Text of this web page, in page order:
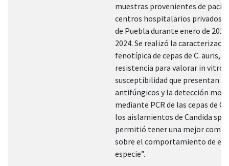
muestras provenientes de
centros hospitalarios privados
de Puebla durante enero de
2024. Se realizó la
fenotípica de cepas de C. auris,
resistencia para valorar in vitro
susceptibilidad que presentan
antifúngicos y la detección
mediante PCR de las cepas de C.
los aislamientos de Candida
permitió tener una mejor
sobre el comportamiento de
especie”.